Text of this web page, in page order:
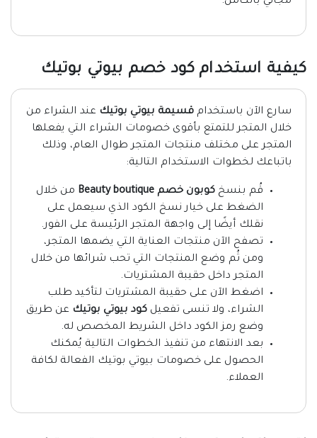
كيفية استخدام كود خصم بيوتي بوتيك
سارع الآن باستخدام قسيمة بيوتي بوتيك عند الشراء من
خلال المتجر للتمتع بأقوى خصومات الشراء التي يفعلها
المتجر على مختلف منتجات المتجر طوال العام، وذلك
باتباعك لخطوات الاستخدام التالية:
قُم بنسخ كوبون خصم Beauty boutique
من خلال
الضغط على خيار نسخ الكود الذي سيعمل على
نقلك أيضًا إلى واجهة المتجر الرئيسة على الفور.
تصفح الآن منتجات العناية التي يضمها المتجر،
ومن ثُم وضع المنتجات التي تحب شرائها من خلال
المتجر داخل حقيبة المشتريات.
اضغط الآن على حقيبة المشتريات لتأكيد طلب
الشراء، ولا تنسى تفعيل كود بيوتي بوتيك عن طريق
وضع رمز الكود داخل الشريط المخصص له.
بعد الانتهاء من تنفيذ الخطوات التالية يُمكنك
الحصول على خصومات بيوتي بوتيك الفعالة لكافة
العملاء.